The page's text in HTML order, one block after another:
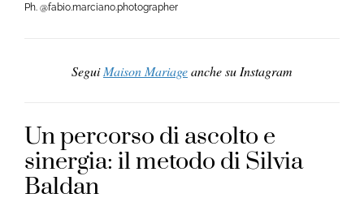
Ph. @fabio.marciano.photographer
SeguiMaison Mariageanche su Instagram
Un percorso di ascolto e
sinergia: il metodo di Silvia
Baldan